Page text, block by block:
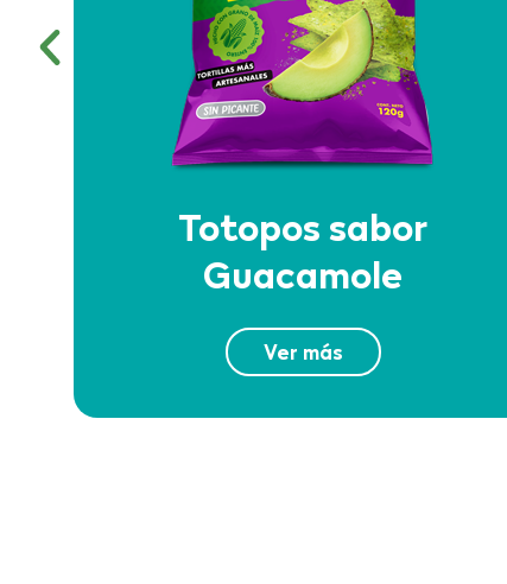
Totopos sabor
Guacamole
Ver más